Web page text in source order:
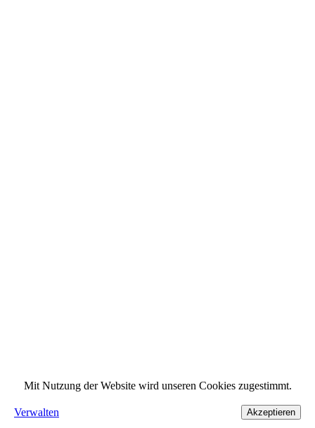
Mit Nutzung der Website wird unseren Cookies zugestimmt.
Verwalten Akzeptieren